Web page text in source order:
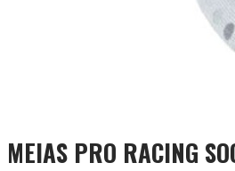
MEIAS PRO RACING